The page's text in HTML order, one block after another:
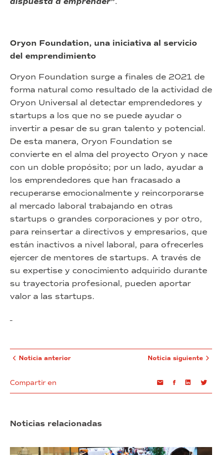
Oryon Foundation, una iniciativa al servicio
del emprendimiento
Oryon Foundation surge a finales de 2021 de
forma natural como resultado de la actividad de
Oryon Universal al detectar emprendedores y
startups a los que no se puede ayudar o
invertir a pesar de su gran talento y potencial.
De esta manera, Oryon Foundation se
convierte en el alma del proyecto Oryon y nace
con un doble propósito; por un lado, ayudar a
los emprendedores que han fracasado a
recuperarse emocionalmente y reincorporarse
al mercado laboral trabajando en otras
startups o grandes corporaciones y por otro,
para reinsertar a directivos y empresarios, que
están inactivos a nivel laboral, para ofrecerles
ejercer de mentores de startups. A través de
su expertise y conocimiento adquirido durante
su trayectoria profesional, pueden aportar
valor a las startups.
Noticia anterior
Compartir en EmailFacebookLinkedin
Noticia siguiente
Noticias relacionadas